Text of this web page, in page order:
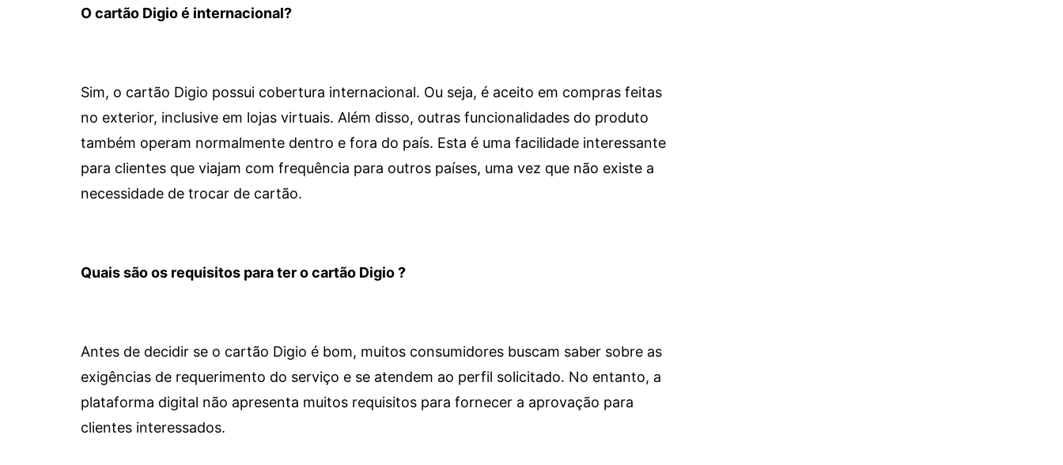
O cartão Digio é internacional?
Sim, o cartão Digio possui cobertura internacional. Ou seja, é aceito em compras feitas
no exterior, inclusive em lojas virtuais. Além disso, outras funcionalidades do produto
também operam normalmente dentro e fora do país. Esta é uma facilidade interessante
para clientes que viajam com frequência para outros países, uma vez que não existe a
necessidade de trocar de cartão.
Quais são os requisitos para ter o cartão Digio ?
Antes de decidir se o cartão Digio é bom, muitos consumidores buscam saber sobre as
exigências de requerimento do serviço e se atendem ao perfil solicitado. No entanto, a
plataforma digital não apresenta muitos requisitos para fornecer a aprovação para
clientes interessados.